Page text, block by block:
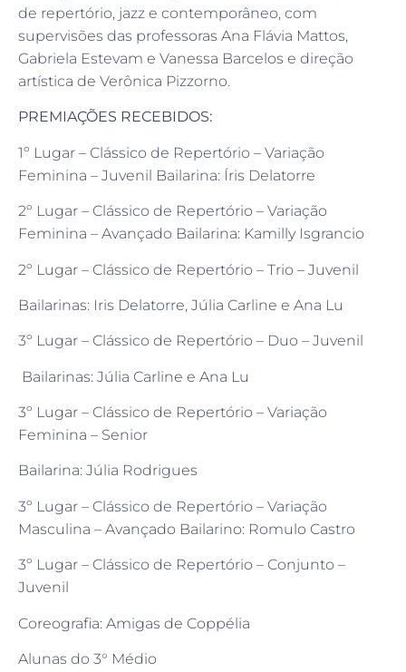
de repertório, jazz e contemporâneo, com
supervisões das professoras Ana Flávia Mattos,
Gabriela Estevam e Vanessa Barcelos e direção
artística de Verônica Pizzorno.
PREMIAÇÕES RECEBIDOS:
1º Lugar – Clássico de Repertório – Variação
Feminina – Juvenil Bailarina: Íris Delatorre
2º Lugar – Clássico de Repertório – Variação
Feminina – Avançado Bailarina: Kamilly Isgrancio
2º Lugar – Clássico de Repertório – Trio – Juvenil
Bailarinas: Iris Delatorre, Júlia Carline e Ana Lu
3º Lugar – Clássico de Repertório – Duo – Juvenil
Bailarinas: Júlia Carline e Ana Lu
3º Lugar – Clássico de Repertório – Variação
Feminina – Senior
Bailarina: Júlia Rodrigues
3º Lugar – Clássico de Repertório – Variação
Masculina – Avançado Bailarino: Romulo Castro
3º Lugar – Clássico de Repertório – Conjunto –
Juvenil
Coreografia: Amigas de Coppélia
Alunas do 3° Médio